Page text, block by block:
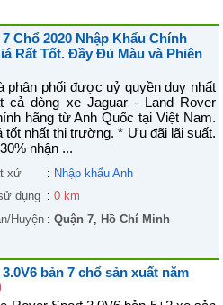
Chổ 2020 Nhập Khẩu Chính
Rất Tốt. Đầy Đủ Màu và Phiên
phân phối được uỷ quyền duy nhất
cả dòng xe Jaguar - Land Rover
hãng từ Anh Quốc tại Việt Nam.
tốt nhất thị trường. * Ưu đãi lãi suất.
nhận ...
xứ : Nhập khẩu Anh
dụng : 0 km
Huyện : Quận 7, Hồ Chí Minh
bản 7 chổ sản xuất năm